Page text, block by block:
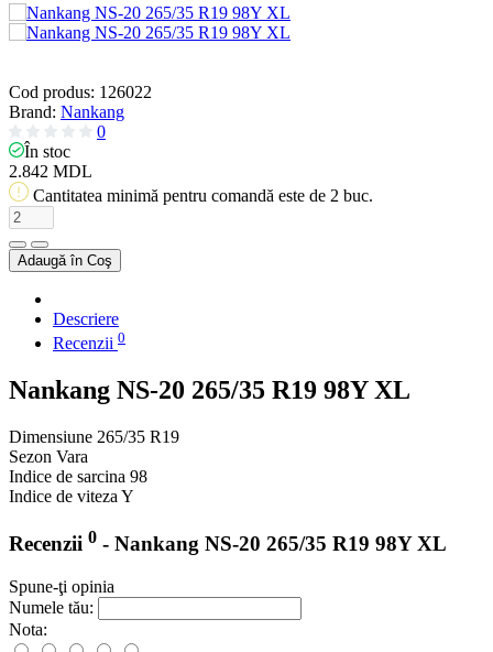
Cod produs: 126022
Brand: Nankang
0
În stoc
2.842 MDL
Cantitatea minimă pentru comandă este de 2 buc.
Adaugă în Coş
Descriere
Recenzii 0
Nankang NS-20 265/35 R19 98Y XL
Dimensiune 265/35 R19
Sezon Vara
Indice de sarcina 98
Indice de viteza Y
Recenzii 0 - Nankang NS-20 265/35 R19 98Y XL
Spune-ţi opinia
Numele tău:
Nota: